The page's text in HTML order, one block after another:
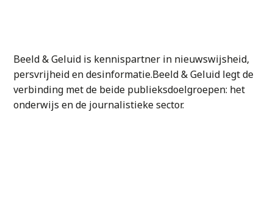
Beeld & Geluid is kennispartner in nieuwswijsheid,
persvrijheid en desinformatie.Beeld & Geluid legt de
verbinding met de beide publieksdoelgroepen: het
onderwijs en de journalistieke sector.